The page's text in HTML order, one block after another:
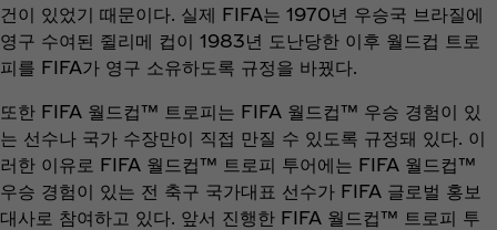
건이 있었기 때문이다. 실제 FIFA는 1970년 우승국 브라질에
영구 수여된 쥘리메 컵이 1983년 도난당한 이후 월드컵 트로
피를 FIFA가 영구 소유하도록 규정을 바꿨다.
또한 FIFA 월드컵™ 트로피는 FIFA 월드컵™ 우승 경험이 있
는 선수나 국가 수장만이 직접 만질 수 있도록 규정돼 있다. 이
러한 이유로 FIFA 월드컵™ 트로피 투어에는 FIFA 월드컵™
우승 경험이 있는 전 축구 국가대표 선수가 FIFA 글로벌 홍보
대사로 참여하고 있다. 앞서 진행한 FIFA 월드컵™ 트로피 투